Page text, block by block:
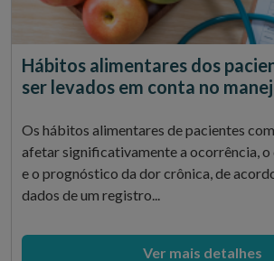
Hábitos alimentares dos
ser levados em conta no
Os hábitos alimentares de pacientes
afetar significativamente a ocorrência,
e o prognóstico da dor crônica, de
dados de um registro...
Ver mais detalhes